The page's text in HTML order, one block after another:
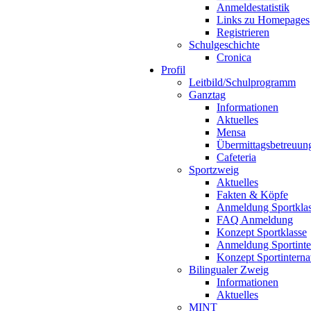
Anmeldestatistik
Links zu Homepages
Registrieren
Schulgeschichte
Cronica
Profil
Leitbild/Schulprogramm
Ganztag
Informationen
Aktuelles
Mensa
Cafeteria
Sportzweig
Aktuelles
Fakten & Köpfe
Anmeldung
FAQ Anmeldung
Konzept Sportklasse
Anmeldung
Konzept
Bilingualer Zweig
Informationen
Aktuelles
MINT